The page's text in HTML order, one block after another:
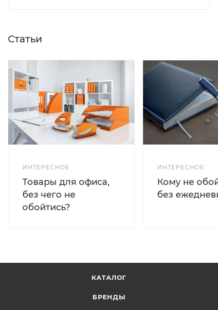
Статьи
ИНТЕРЕСНОЕ
Товары для офиса,
без чего не
обойтись?
ИНТЕРЕСНОЕ
Кому не
без
КАТАЛОГ
БРЕНДЫ